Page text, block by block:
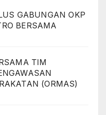
GABUNGAN OKP
BERSAMA
TIM
(ORMAS)